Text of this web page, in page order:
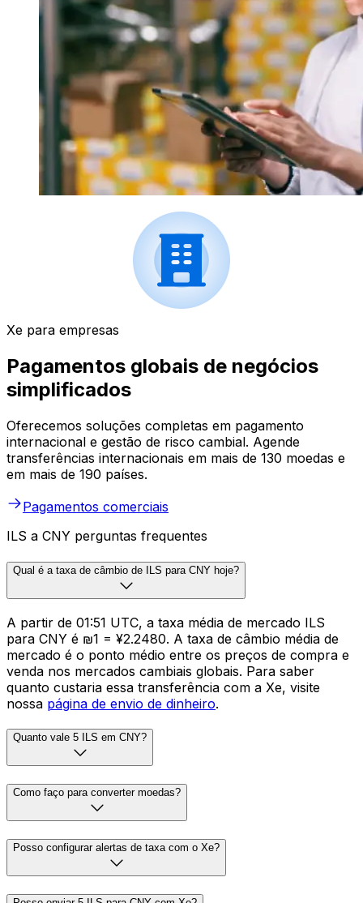
Xe para empresas
Pagamentos globais de negócios
simplificados
Oferecemos soluções completas em pagamento
internacional e gestão de risco cambial. Agende
transferências internacionais em mais de 130 moedas e
em mais de 190 países.
Pagamentos comerciais
ILS a CNY perguntas frequentes
Qual é a taxa de câmbio de ILS para CNY hoje?
A partir de 01:51 UTC, a taxa média de mercado ILS
para CNY é ₪1 = ¥2.2480. A taxa de câmbio média de
mercado é o ponto médio entre os preços de compra e
venda nos mercados cambiais globais. Para saber
quanto custaria essa transferência com a Xe, visite
nossa página de envio de dinheiro.
Quanto vale 5 ILS em CNY?
Como faço para converter moedas?
Posso configurar alertas de taxa com o Xe?